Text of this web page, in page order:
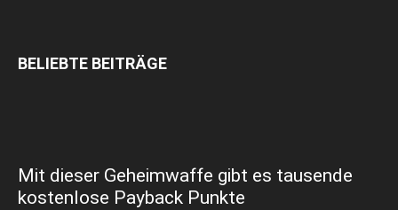
BELIEBTE BEITRÄGE
Mit dieser Geheimwaffe gibt es tausende
kostenlose Payback Punkte